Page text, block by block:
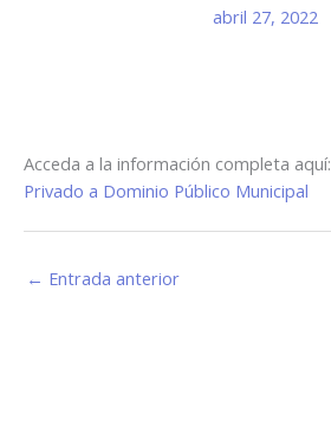
abril 27, 2022
Acceda a la información completa aquí:
Privado a Dominio Público Municipal
← Entrada anterior